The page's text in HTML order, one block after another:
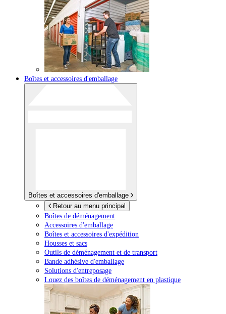
Boîtes et accessoires d'emballage
Boîtes et accessoires d'emballage
Retour au menu principal
Boîtes de déménagement
Accessoires d'emballage
Boîtes et accessoires d'expédition
Housses et sacs
Outils de déménagement et de transport
Bande adhésive d'emballage
Solutions d'entreposage
Louez des boîtes de déménagement en plastique